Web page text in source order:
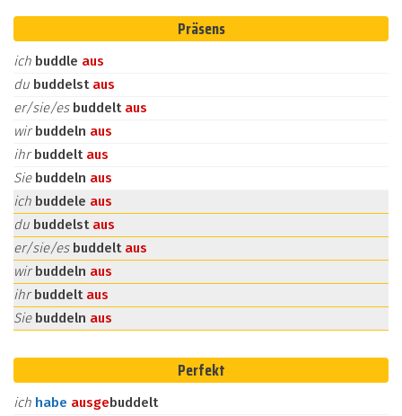
Präsens
ich buddle aus
du buddelst aus
er/sie/es buddelt aus
wirbuddeln aus
ihrbuddelt aus
Sie buddeln aus
ich buddele aus
du buddelst aus
er/sie/es buddelt aus
wirbuddeln aus
ihrbuddelt aus
Sie buddeln aus
Perfekt
ich habe ausgebuddelt